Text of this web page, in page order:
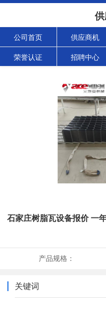
公司首页 供应商机
荣誉认证 招聘中心
石家庄树脂瓦设备报价 一
产品规格：
关键词